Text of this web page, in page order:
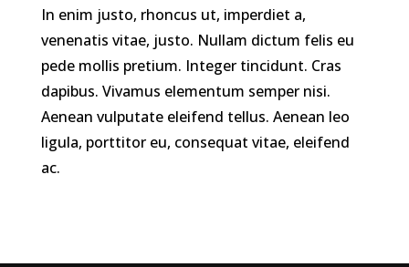
In enim justo, rhoncus ut, imperdiet a,
venenatis vitae, justo. Nullam dictum felis eu
pede mollis pretium. Integer tincidunt. Cras
dapibus. Vivamus elementum semper nisi.
Aenean vulputate eleifend tellus. Aenean leo
ligula, porttitor eu, consequat vitae, eleifend
ac.